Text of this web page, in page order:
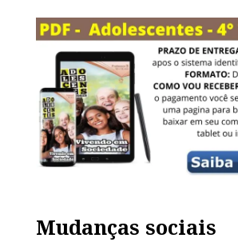
Mudanças sociais